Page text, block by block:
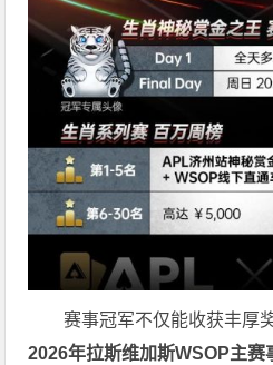
赛事冠军不仅能收获丰厚
2026年拉斯维加斯WSOP主赛